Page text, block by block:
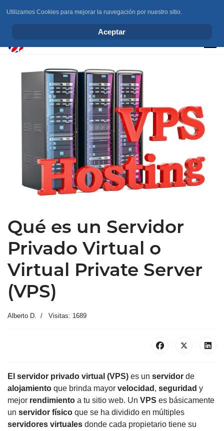
Qué es un Servidor
Privado Virtual o
Virtual Private Server
(VPS)
Alberto D. Visitas: 1689
El servidor privado virtual (VPS) es un servidor de
alojamiento que brinda mayor velocidad , seguridad y
mejor rendimiento a tu sitio web. Un VPS es básicamente
un servidor físico que se ha dividido en múltiples
servidores virtuales donde cada propietario tiene su
Utilizamos Cookies para mejorar la navegación por nuestro sitio.
Aceptar